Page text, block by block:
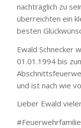
nachträglich zu
überreichten ein
besten
Ewald Schnecker
01.01.1994 bis
und ist nach wie
Lieber Ewald
#Feuerwehrfamilie